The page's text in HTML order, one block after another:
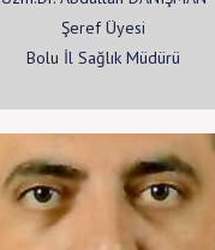
Şeref Üyesi
Bolu İl Sağlık Müdürü